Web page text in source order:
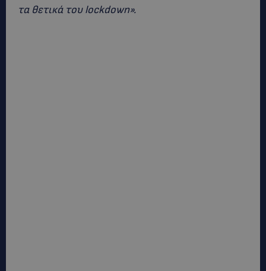
τα θετικά του lockdown».